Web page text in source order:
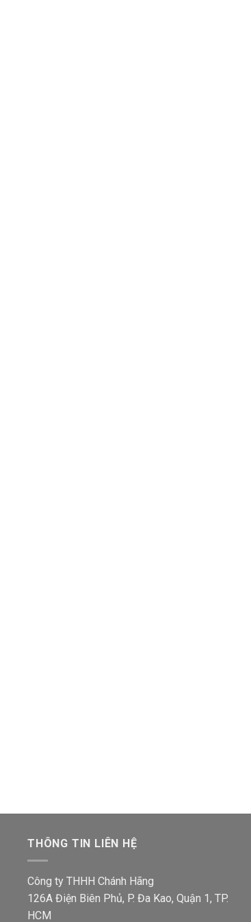
THÔNG TIN LIÊN HỆ
Công ty THHH Chánh Hãng
126A Điện Biên Phủ, P. Đa Kao, Quận 1, TP.
HCM